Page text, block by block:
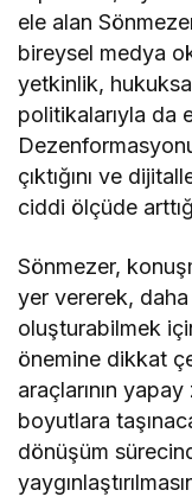
ele alan
bireysel medya
yetkinlik,
politikalarıyla da
çıktığını ve
ciddi ölçüde
Sönmezer,
yer vererek, daha
oluşturabilmek
önemine dikkat
araçlarının
boyutlara
dönüşüm